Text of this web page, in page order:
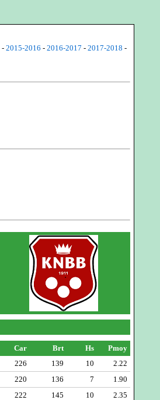
- 2015-2016 - 2016-2017 - 2017-2018 -
Car Brt Hs
Pmoy
226 139 10
2.22
220 136 7
1.90
222 145 10
2.35